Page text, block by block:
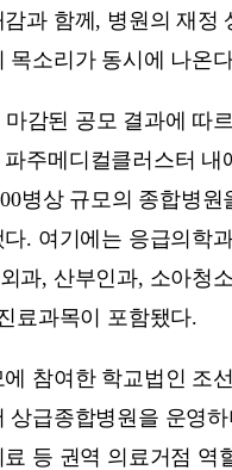
과 함께, 병원의 재정
목소리가 동시에 나온
마감된 공모 결과에 따
주메디컬클러스터 내
병상 규모의 종합병원
. 여기에는 응급의학
과, 산부인과, 소아청
료과목이 포함됐다.
참여한 학교법인 조
상급종합병원을 운영
등 권역 의료거점 역